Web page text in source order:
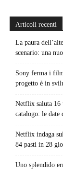
Articoli recenti
La paura
scenario: una
Sony ferma i
progetto è in
Netflix saluta 16
catalogo: le date
Netflix indaga
84 pasti in 28
Uno splendido